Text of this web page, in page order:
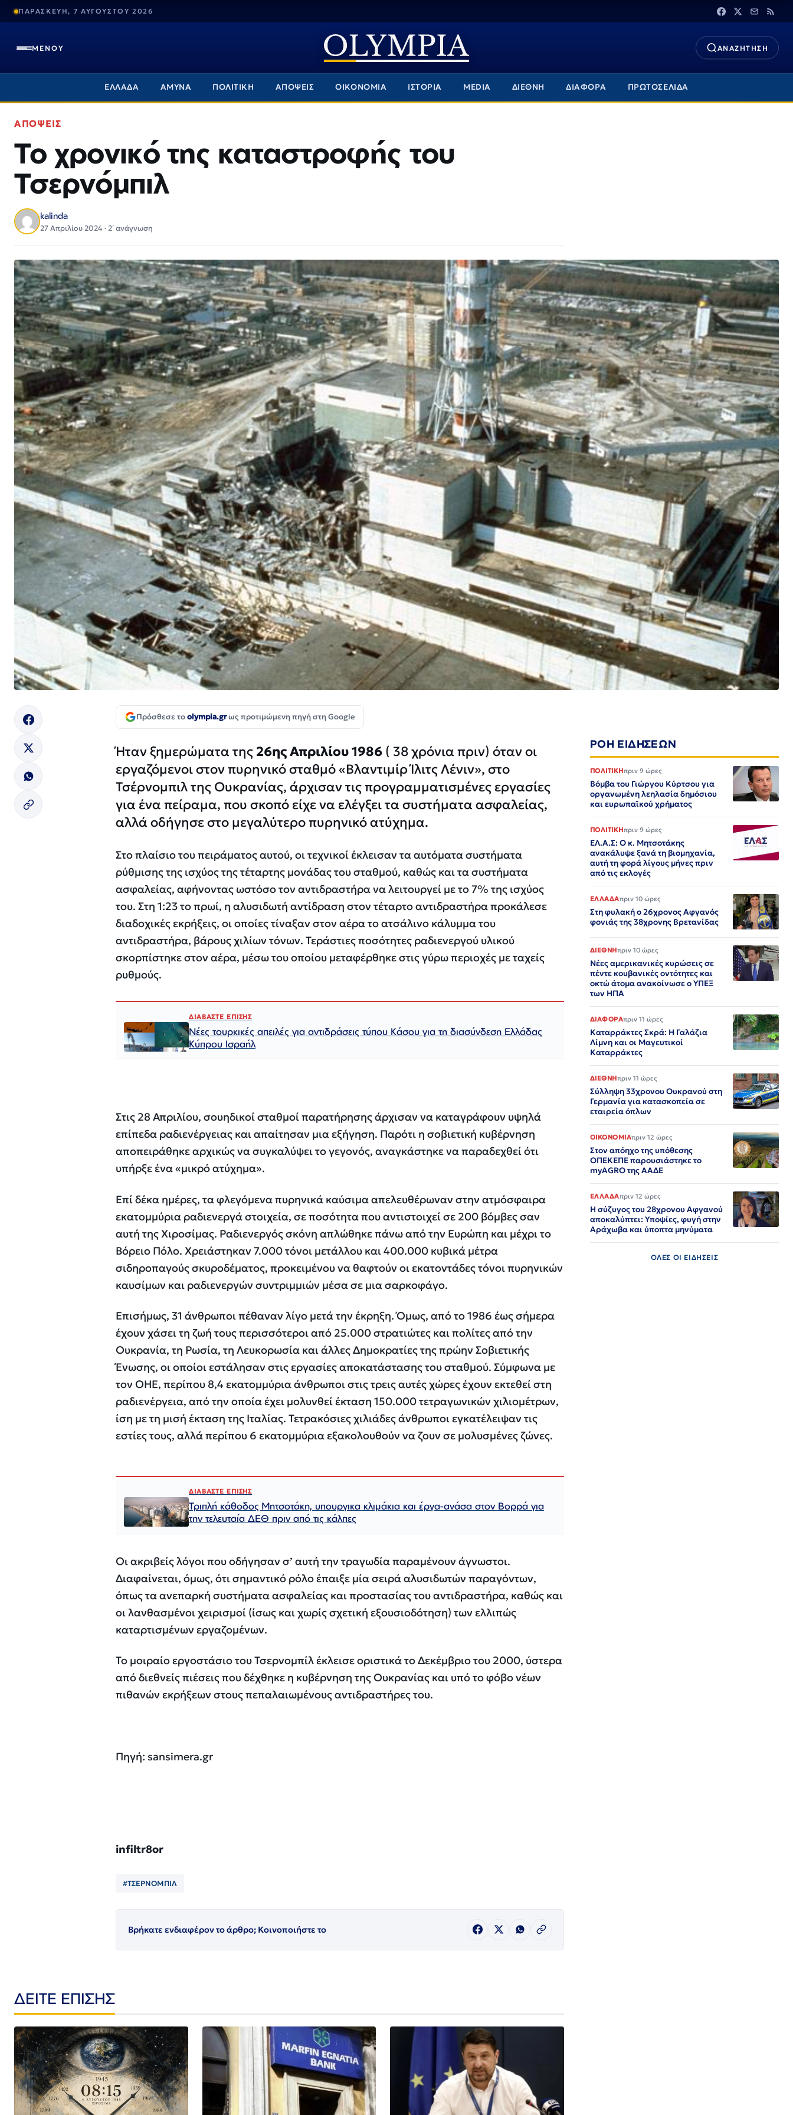
ΠΑΡΑΣΚΕΥΗ, 7 ΑΥΓΟΥΣΤΟΥ 2026
ΜΕΝΟΥ ΑΝΑΖΗΤΗΣΗ
ΕΛΛΑΔΑ ΑΜΥΝΑ ΠΟΛΙΤΙΚΗ ΑΠΟΨΕΙΣ ΟΙΚΟΝΟΜΙΑ ΙΣΤΟΡΙΑ MEDIA ΔΙΕΘΝΗ ΔΙΑΦΟΡΑ ΠΡΩΤΟΣΕΛΙΔΑ
ΑΠΟΨΕΙΣ
Το χρονικό της καταστροφής του
Τσερνόμπιλ
kalinda
27 Απριλίου 2024 · 2΄ ανάγνωση
Πρόσθεσε τοolympia.grως προτιμώμενη πηγή στη Google
Ήταν ξημερώματα της 26ης Απριλίου 1986 ( 38 χρόνια πριν) όταν οι
εργαζόμενοι στον πυρηνικό σταθμό «Βλαντιμίρ Ίλιτς Λένιν», στο
Τσέρνομπιλ της Ουκρανίας, άρχισαν τις προγραμματισμένες εργασίες
για ένα πείραμα, που σκοπό είχε να ελέγξει τα συστήματα ασφαλείας,
αλλά οδήγησε στο μεγαλύτερο πυρηνικό ατύχημα.
Στο πλαίσιο του πειράματος αυτού, οι τεχνικοί έκλεισαν τα αυτόματα συστήματα
ρύθμισης της ισχύος της τέταρτης μονάδας του σταθμού, καθώς και τα συστήματα
ασφαλείας, αφήνοντας ωστόσο τον αντιδραστήρα να λειτουργεί με το 7% της ισχύος
του. Στη 1:23 το πρωί, η αλυσιδωτή αντίδραση στον τέταρτο αντιδραστήρα προκάλεσε
διαδοχικές εκρήξεις, οι οποίες τίναξαν στον αέρα το ατσάλινο κάλυμμα του
αντιδραστήρα, βάρους χιλίων τόνων. Τεράστιες ποσότητες ραδιενεργού υλικού
σκορπίστηκε στον αέρα, μέσω του οποίου μεταφέρθηκε στις γύρω περιοχές με ταχείς
ρυθμούς.
ΔΙΑΒΑΣΤΕ ΕΠΙΣΗΣ
Νέες τουρκικές απειλές για αντιδράσεις τύπου Κάσου για τη διασύνδεση Ελλάδας
Κύπρου Ισραήλ
Στις 28 Απριλίου, σουηδικοί σταθμοί παρατήρησης άρχισαν να καταγράφουν υψηλά
επίπεδα ραδιενέργειας και απαίτησαν μια εξήγηση. Παρότι η σοβιετική κυβέρνηση
αποπειράθηκε αρχικώς να συγκαλύψει το γεγονός, αναγκάστηκε να παραδεχθεί ότι
υπήρξε ένα «μικρό ατύχημα».
Επί δέκα ημέρες, τα φλεγόμενα πυρηνικά καύσιμα απελευθέρωναν στην ατμόσφαιρα
εκατομμύρια ραδιενεργά στοιχεία, σε ποσότητα που αντιστοιχεί σε 200 βόμβες σαν
αυτή της Χιροσίμας. Ραδιενεργός σκόνη απλώθηκε πάνω από την Ευρώπη και μέχρι το
Βόρειο Πόλο. Χρειάστηκαν 7.000 τόνοι μετάλλου και 400.000 κυβικά μέτρα
σιδηροπαγούς σκυροδέματος, προκειμένου να θαφτούν οι εκατοντάδες τόνοι πυρηνικών
καυσίμων και ραδιενεργών συντριμμιών μέσα σε μια σαρκοφάγο.
Επισήμως, 31 άνθρωποι πέθαναν λίγο μετά την έκρηξη. Όμως, από το 1986 έως σήμερα
έχουν χάσει τη ζωή τους περισσότεροι από 25.000 στρατιώτες και πολίτες από την
Ουκρανία, τη Ρωσία, τη Λευκορωσία και άλλες Δημοκρατίες της πρώην Σοβιετικής
Ένωσης, οι οποίοι εστάλησαν στις εργασίες αποκατάστασης του σταθμού. Σύμφωνα με
τον ΟΗΕ, περίπου 8,4 εκατομμύρια άνθρωποι στις τρεις αυτές χώρες έχουν εκτεθεί στη
ραδιενέργεια, από την οποία έχει μολυνθεί έκταση 150.000 τετραγωνικών χιλιομέτρων,
ίση με τη μισή έκταση της Ιταλίας. Τετρακόσιες χιλιάδες άνθρωποι εγκατέλειψαν τις
εστίες τους, αλλά περίπου 6 εκατομμύρια εξακολουθούν να ζουν σε μολυσμένες ζώνες.
ΔΙΑΒΑΣΤΕ ΕΠΙΣΗΣ
Τριπλή κάθοδος Μητσοτάκη, υπουργικα κλιμάκια και έργα-ανάσα στον Βορρά για
την τελευταία ΔΕΘ πριν από τις κάλπες
Οι ακριβείς λόγοι που οδήγησαν σ’ αυτή την τραγωδία παραμένουν άγνωστοι.
Διαφαίνεται, όμως, ότι σημαντικό ρόλο έπαιξε μία σειρά αλυσιδωτών παραγόντων,
όπως τα ανεπαρκή συστήματα ασφαλείας και προστασίας του αντιδραστήρα, καθώς και
οι λανθασμένοι χειρισμοί (ίσως και χωρίς σχετική εξουσιοδότηση) των ελλιπώς
καταρτισμένων εργαζομένων.
Το μοιραίο εργοστάσιο του Τσερνομπίλ έκλεισε οριστικά το Δεκέμβριο του 2000, ύστερα
από διεθνείς πιέσεις που δέχθηκε η κυβέρνηση της Ουκρανίας και υπό το φόβο νέων
πιθανών εκρήξεων στους πεπαλαιωμένους αντιδραστήρες του.
Πηγή: sansimera.gr
infiltr8or
#ΤΣΕΡΝΟΜΠΙΛ
Βρήκατε ενδιαφέρον το άρθρο; Κοινοποιήστε το
ΔΕΙΤΕ ΕΠΙΣΗΣ
ΡΟΗ ΕΙΔΗΣΕΩΝ
ΠΟΛΙΤΙΚΗπριν 9 ώρες
Βόμβα του Γιώργου Κύρτσου για
οργανωμένη λεηλασία δημόσιου
και ευρωπαϊκού χρήματος
ΠΟΛΙΤΙΚΗπριν 9 ώρες
ΕΛ.Α.Σ: Ο κ. Μητσοτάκης
ανακάλυψε ξανά τη βιομηχανία,
αυτή τη φορά λίγους μήνες πριν
από τις εκλογές
ΕΛΛΑΔΑπριν 10 ώρες
Στη φυλακή ο 26χρονος Αφγανός
φονιάς της 38χρονης Βρετανίδας
ΔΙΕΘΝΗπριν 10 ώρες
Νέες αμερικανικές κυρώσεις σε
πέντε κουβανικές οντότητες και
οκτώ άτομα ανακοίνωσε ο ΥΠΕΞ
των ΗΠΑ
ΔΙΑΦΟΡΑπριν 11 ώρες
Καταρράκτες Σκρά: Η Γαλάζια
Λίμνη και οι Μαγευτικοί
Καταρράκτες
ΔΙΕΘΝΗπριν 11 ώρες
Σύλληψη 33χρονου Ουκρανού στη
Γερμανία για κατασκοπεία σε
εταιρεία όπλων
ΟΙΚΟΝΟΜΙΑπριν 12 ώρες
Στον απόηχο της υπόθεσης
ΟΠΕΚΕΠΕ παρουσιάστηκε το
myAGRO της ΑΑΔΕ
ΕΛΛΑΔΑπριν 12 ώρες
Η σύζυγος του 28χρονου Αφγανού
αποκαλύπτει: Υποψίες, φυγή στην
Αράχωβα και ύποπτα μηνύματα
ΟΛΕΣ ΟΙ ΕΙΔΗΣΕΙΣ